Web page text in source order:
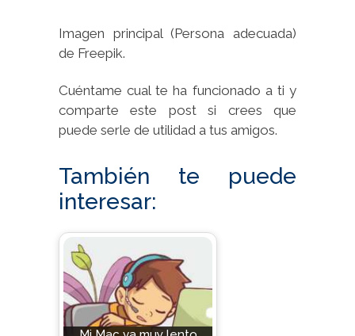
Imagen principal (Persona adecuada)
de Freepik.
Cuéntame cual te ha funcionado a ti y
comparte este post si crees que
puede serle de utilidad a tus amigos.
También te puede
interesar: